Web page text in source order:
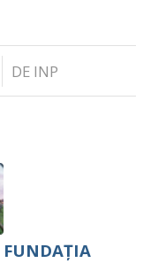
DE INP
FUNDAȚIA